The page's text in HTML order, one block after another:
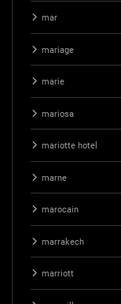
mar
mariage
marie
mariosa
mariotte hotel
marne
marocain
marrakech
marriott